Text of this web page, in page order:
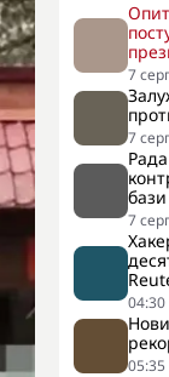
7
7
бази
7
04:30
05:35